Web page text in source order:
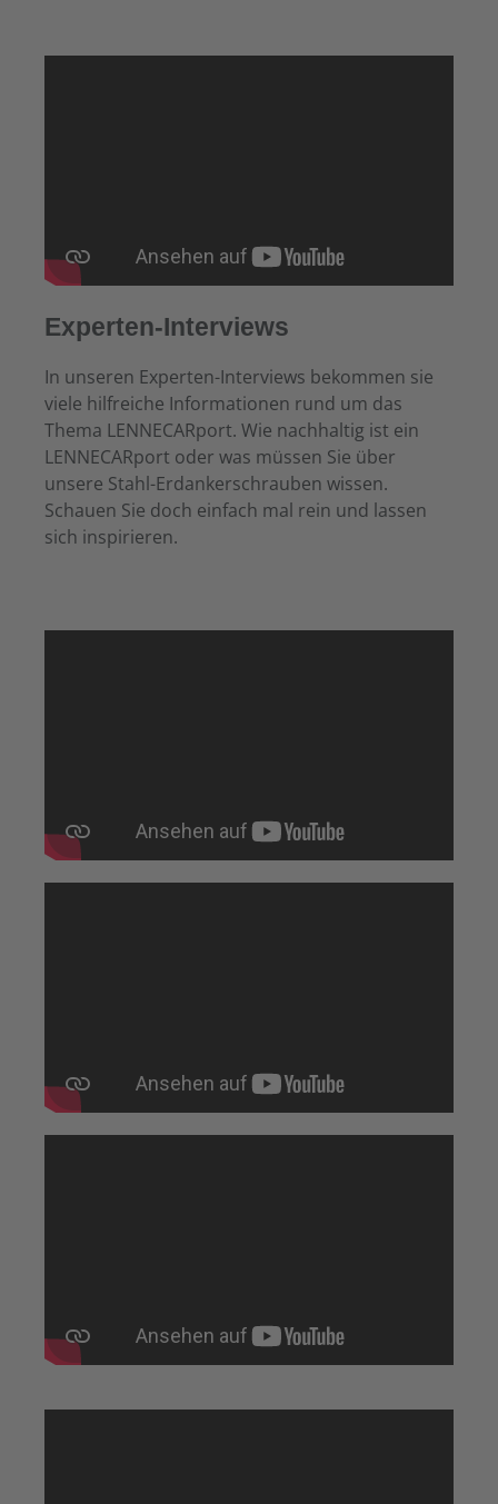
Experten-Interviews
In unseren Experten-Interviews bekommen sie
viele hilfreiche Informationen rund um das
Thema LENNECARport. Wie nachhaltig ist ein
LENNECARport oder was müssen Sie über
unsere Stahl-Erdankerschrauben wissen.
Schauen Sie doch einfach mal rein und lassen
sich inspirieren.